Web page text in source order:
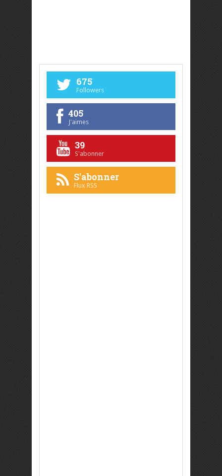
675
Followers
405
J'aimes
39
S'abonner
S'abonner
Flux RSS